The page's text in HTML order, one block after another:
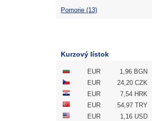
Pomorie (13)
Kurzový lístok
EUR
1,96 BGN
EUR
24,20 CZK
EUR
7,54 HRK
EUR
54,97 TRY
EUR
1,16 USD